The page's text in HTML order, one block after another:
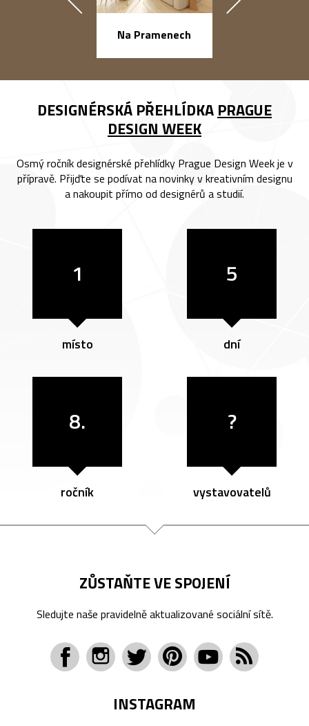
Na Pramenech
DESIGNÉRSKÁ PŘEHLÍDKA PRAGUE
DESIGN WEEK
Osmý ročník designérské přehlídky Prague Design Week je v
přípravě. Přijďte se podívat na novinky v kreativním designu
a nakoupit přímo od designérů a studií.
1
místo
5
dní
8.
ročník
?
vystavovatelů
ZŮSTAŇTE VE SPOJENÍ
Sledujte naše pravidelně aktualizované sociální sítě.
INSTAGRAM